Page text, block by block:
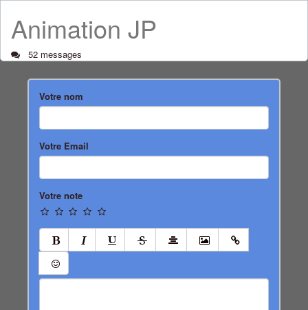
Animation JP
52 messages
Votre nom
Votre Email
Votre note